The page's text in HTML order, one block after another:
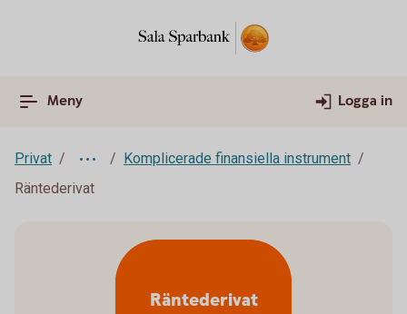
Meny Logga in
Privat
Komplicerade finansiella instrument
Räntederivat
Räntederivat